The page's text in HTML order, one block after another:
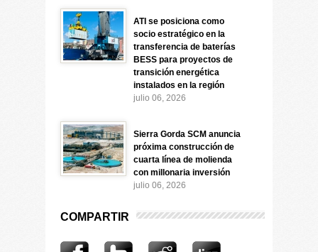
ATI se posiciona como
socio estratégico en la
transferencia de baterías
BESS para proyectos de
transición energética
instalados en la región
julio 06, 2026
Sierra Gorda SCM anuncia
próxima construcción de
cuarta línea de molienda
con millonaria inversión
julio 06, 2026
COMPARTIR